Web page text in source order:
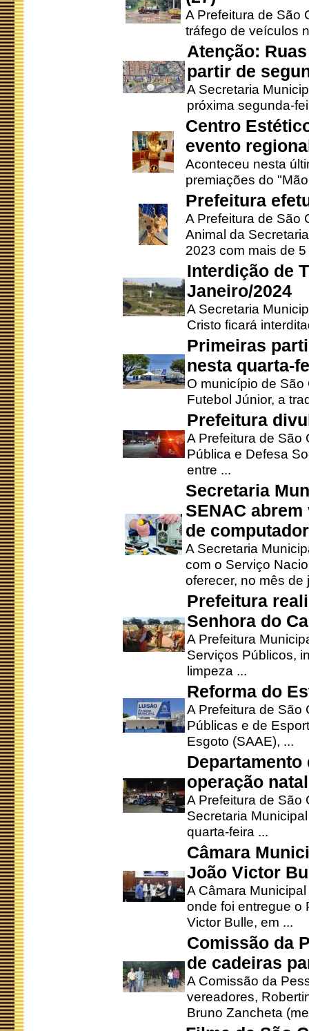
A Prefeitura de São
tráfego de veículos
Atenção:
partir de
A Secretaria
próxima segunda-
Centro
evento
Aconteceu nesta
premiações do
Prefeitura
A Prefeitura de São
Animal da
2023 com mais de 5
Interdição de
Janeiro/2024
A Secretaria
Cristo ficará
Primeiras
nesta quarta-
O município de
Futebol Júnior, a
Prefeitura
A Prefeitura de São
Pública e Defesa
entre ...
Secretaria
SENAC
de
A Secretaria
com o Serviço
oferecer, no mês de
Prefeitura
Senhora do
A Prefeitura
Serviços Públicos,
limpeza ...
Reforma do
A Prefeitura de São
Públicas e de
Esgoto (SAAE), ...
operação
A Prefeitura de São
Secretaria
quarta-feira ...
Câmara
João Victor
A Câmara
onde foi entregue o
Victor Bulle, em ...
Comissão da
de cadeiras
A Comissão da
vereadores,
Bruno Zancheta